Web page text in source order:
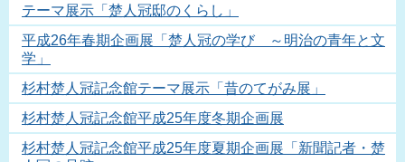
テーマ展示「楚人冠邸のくらし」
平成26年春期企画展「楚人冠の学び ～明治の青年と文
学」
杉村楚人冠記念館テーマ展示「昔のてがみ展」
杉村楚人冠記念館平成25年度冬期企画展
杉村楚人冠記念館平成25年度夏期企画展「新聞記者・楚